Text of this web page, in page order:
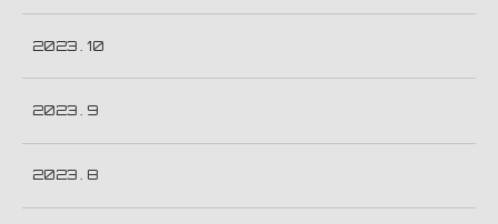
2023 . 10
2023 . 9
2023 . 8